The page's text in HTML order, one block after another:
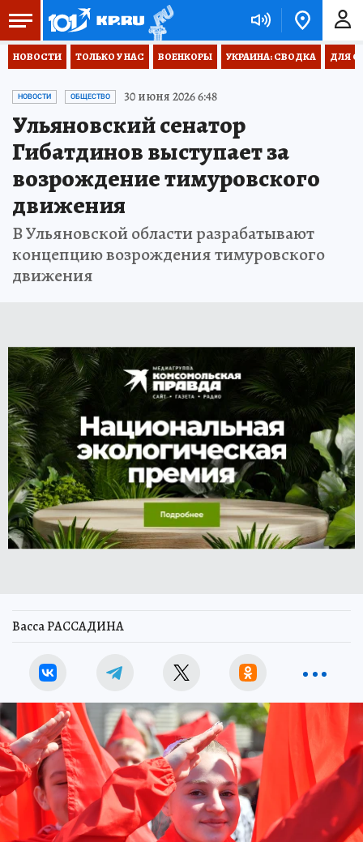
НОВОСТИ ТОЛЬКО У НАС ВОЕНКОРЫ УКРАИНА: СВОДКА ДЛЯ
НОВОСТИ ОБЩЕСТВО 30 июня 2026 6:48
Ульяновский сенатор
Гибатдинов выступает за
возрождение тимуровского
движения
В Ульяновской области разрабатывают
концепцию возрождения тимуровского
движения
Васса РАССАДИНА